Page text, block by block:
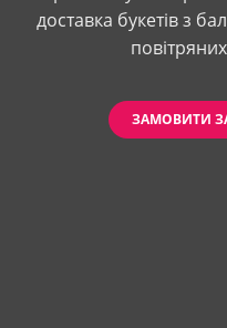
доставка букетів з
ЗАМОВИТИ ЗА